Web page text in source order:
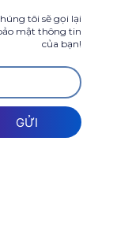
tôi sẽ gọi lại
mật thông tin
của bạn!
GỬI